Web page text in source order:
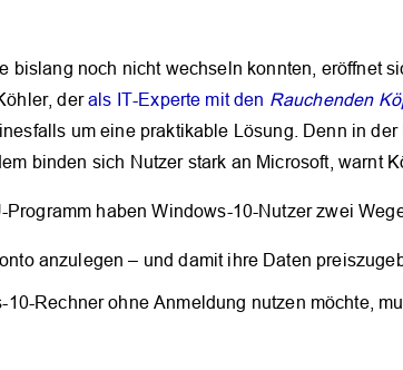
bislang noch nicht wechseln konnten, eröffnet
derals IT-Experte mit den Rauchenden
um eine praktikable Lösung. Denn in
binden sich Nutzer stark an Microsoft, warnt
Programm haben Windows-10-Nutzer zwei
anzulegen – und damit ihre Daten
10-Rechner ohne Anmeldung nutzen möchte,